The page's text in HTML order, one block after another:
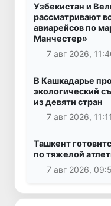
Узбекистан и
рассматривают
авиарейсов по
Манчестер»
7 авг 2026,
В Кашкадарье
экологический
из девяти стран
7 авг 2026, 11:11
Ташкент
по тяжелой
7 авг 2026,